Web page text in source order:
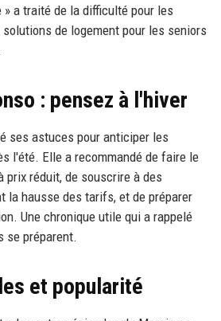
» a traité de la difficulté pour les
de logement pour les seniors
: pensez à l'hiver
ses astuces pour anticiper les
l'été. Elle a recommandé de faire le
prix réduit, de souscrire à des
la hausse des tarifs, et de préparer
Une chronique utile qui a rappelé
se préparent.
et popularité